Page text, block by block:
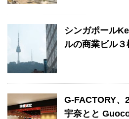
シンガポール
ルの商業ビル
G-FACTORY、
宇奈とと